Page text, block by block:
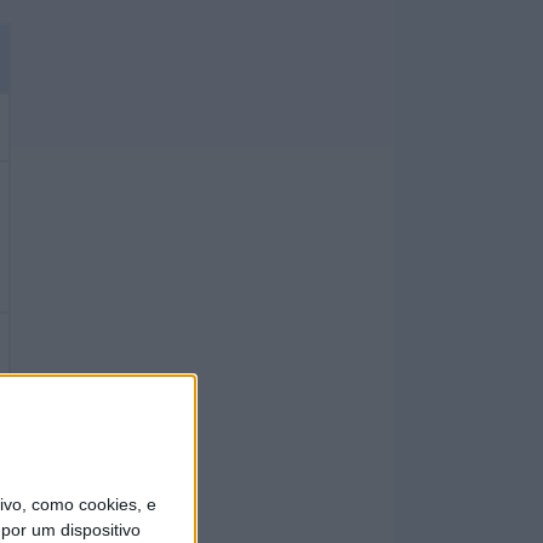
como cookies, e
um dispositivo